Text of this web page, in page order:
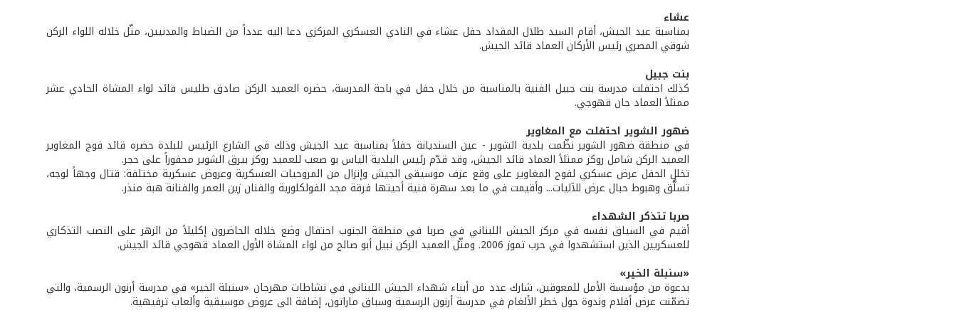
عشاء
بمناسبة عيد الجيش، أقام السيد طلال المقداد حفل عشاء في النادي العسكري المركزي دعا اليه عدداً من الضباط والمدنيين، مثّل خلاله اللواء الركن
شوقي المصري رئيس الأركان العماد قائد الجيش.
بنت جبيل
كذلك احتفلت مدرسة بنت جبيل الفنية بالمناسبة من خلال حفل في باحة المدرسة، حضره العميد الركن صادق طليس قائد لواء المشاة الحادي عشر
ممثلاً العماد جان قهوجي.
ضهور الشوير احتفلت مع المغاوير
في منطقة ضهور الشوير نظّمت بلدية الشوير - عين السنديانة حفلاً بمناسبة عيد الجيش وذلك في الشارع الرئيس للبلدة حضره قائد فوج المغاوير
العميد الركن شامل روكز ممثلاً العماد قائد الجيش، وقد قدّم رئيس البلدية الياس بو صعب للعميد روكز بيرق الشوير محفوراً على حجر.
تخلل الحفل عرض عسكري لفوج المغاوير على وقع عزف موسيقى الجيش وإنزال من المروحيات العسكرية وعروض عسكرية مختلفة: قتال وجهاً لوجه،
تسلُّق وهبوط حبال عرض للآليات... وأقيمت في ما بعد سهرة فنية أحيتها فرقة مجد الفولكلورية والفنان زين العمر والفنانة هبة منذر.
صربا تتذكر الشهداء
أقيم في السياق نفسه في مركز الجيش اللبناني في صربا في منطقة الجنوب احتفال وضع خلاله الحاضرون إكليلاً من الزهر على النصب التذكاري
للعسكريين الذين استشهدوا في حرب تموز 2006. ومثّل العميد الركن نبيل أبو صالح من لواء المشاة الأول العماد قهوجي قائد الجيش.
«سنبلة الخير»
بدعوة من مؤسسة الأمل للمعوقين، شارك عدد من أبناء شهداء الجيش اللبناني في نشاطات مهرجان «سنبلة الخير» في مدرسة أرنون الرسمية، والتي
تضمّنت عرض أفلام وندوة حول خطر الألغام في مدرسة أرنون الرسمية وسباق ماراتون، إضافة الى عروض موسيقية وألعاب ترفيهية.